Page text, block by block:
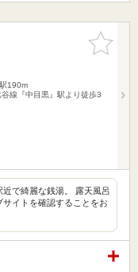
お気に入
りに追加
190m
線『中目黒』駅より徒歩3
で綺麗な銭湯。 露天風呂
イトを確認することをお